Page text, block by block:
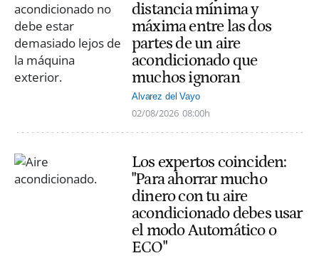
distancia mínima y
máxima entre las dos
partes de un aire
acondicionado que
muchos ignoran
Alvarez del Vayo
02/08/2026 08:00h
Los expertos coinciden:
"Para ahorrar mucho
dinero con tu aire
acondicionado debes usar
el modo Automático o
ECO"